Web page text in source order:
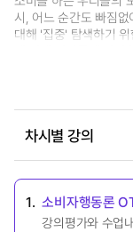
시, 어느 순간도 빠짐
대해 '집중' 탐색하기
에 대해 날카롭게 파악
차시별 강의
1. 소비자행동론
강의평가와 수업